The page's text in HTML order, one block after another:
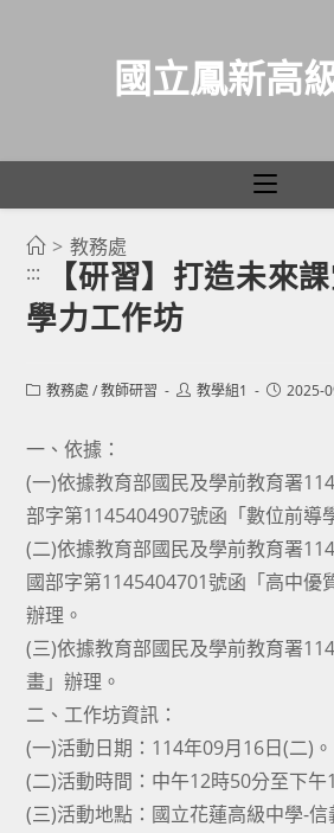
國立鳳新高
> 教務處
:::
【研習】打造未來
學力工作坊
Post教務處 / 教師研習
Post教學組1
Post2025-
一、依據：
(一)依據教育部國民及學前教育署
部字第1145404907號函「數位前導
(二)依據教育部國民及學前教育署
國部字第1145404701號函「高中優
辦理。
(三)依據教育部國民及學前教育署
畫」辦理。
二、工作坊資訊：
(一)活動日期：114年09月16日(二)。
(二)活動時間：中午12時50分至下午
(三)活動地點：國立花蓮高級中學-